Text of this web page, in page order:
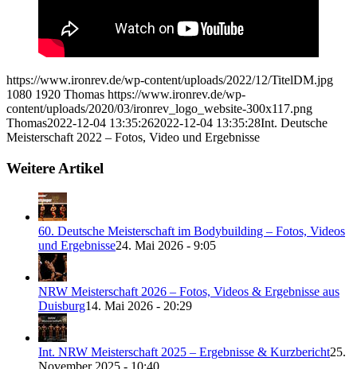
https://www.ironrev.de/wp-content/uploads/2022/12/TitelDM.jpg
1080 1920 Thomas https://www.ironrev.de/wp-
content/uploads/2020/03/ironrev_logo_website-300x117.png
Thomas2022-12-04 13:35:262022-12-04 13:35:28Int. Deutsche
Meisterschaft 2022 – Fotos, Video und Ergebnisse
Weitere Artikel
60. Deutsche Meisterschaft im Bodybuilding – Fotos, Videos
und Ergebnisse24. Mai 2026 - 9:05
NRW Meisterschaft 2026 – Fotos, Videos & Ergebnisse aus
Duisburg14. Mai 2026 - 20:29
Int. NRW Meisterschaft 2025 – Ergebnisse & Kurzbericht25.
November 2025 - 10:40